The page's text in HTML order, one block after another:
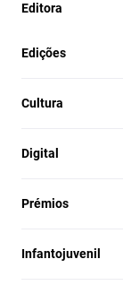
Editora
Edições
Cultura
Digital
Prémios
Infantojuvenil